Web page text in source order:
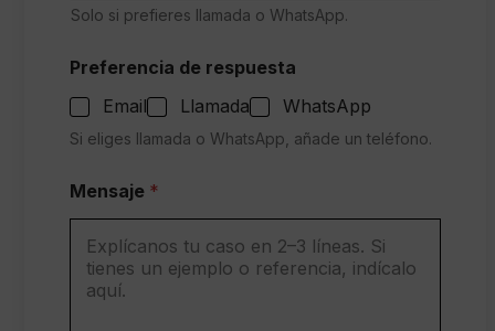
Solo si prefieres llamada o WhatsApp.
Preferencia de respuesta
Email
Llamada WhatsApp
Si eliges llamada o WhatsApp, añade un teléfono.
o
Mensaje *